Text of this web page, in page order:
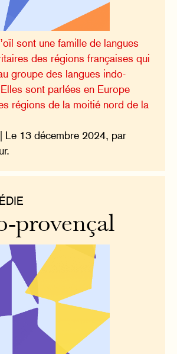
sont une famille de langues
des régions françaises qui
groupe des langues indo-
sont parlées en Europe
régions de la moitié nord de la
| Le 13 décembre 2024, par
provençal